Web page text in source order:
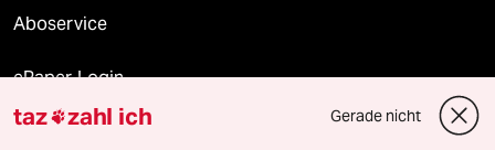
Aboservice
ePaper Login
Downloads für Abonnierende
taz zahl ich Gerade nicht